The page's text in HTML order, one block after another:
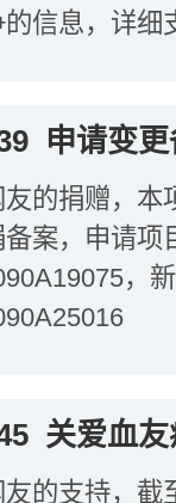
信息，详细
申请变
的捐赠，
案，申请项
，
关爱血
的支持，截